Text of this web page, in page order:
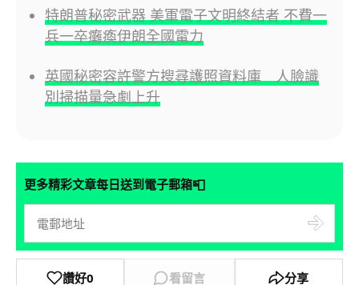
特朗普秘密武器 美軍電子文明終結者 不費一
兵一卒癱瘓伊朗全國電力
英國秘密容許警方搜尋護照資料庫 人臉識
別掃描量急劇上升
更多精彩文章每日送到電子郵箱📮
讚好0 看留言 分享